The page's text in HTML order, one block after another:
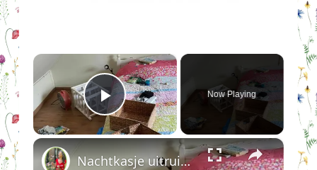
×
Play Video
Now Playing
×
Nachtkasje uitruimen en schoonmaken